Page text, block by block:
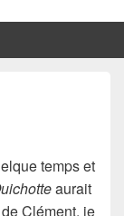
temps et
aurait
Clément, je